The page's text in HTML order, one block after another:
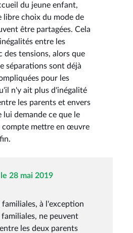
du jeune enfant,
libre choix du mode de
être partagées. Cela
entre les
des tensions, alors que
séparations sont déjà
pour les
n'y ait plus d'inégalité
les parents et envers
lui demande ce que le
compte mettre en œuvre
28 mai 2019
familiales, à l'exception
ne peuvent
les deux parents